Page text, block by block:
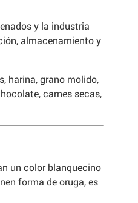
y la industria
almacenamiento y
harina, grano molido,
carnes secas,
un color blanquecino
forma de oruga, es